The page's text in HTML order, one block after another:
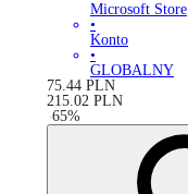
Microsoft Store
•
Konto
•
GLOBALNY
75.44 PLN
215.02 PLN
-65%